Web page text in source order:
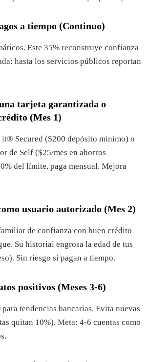
a tiempo (Continuo)
Este 35% reconstruye confianza
hasta los servicios públicos reportan
tarjeta garantizada o
(Mes 1)
Secured ($200 depósito mínimo) o
de Self ($25/mes en ahorros
del límite, paga mensual. Mejora
usuario autorizado (Mes 2)
de confianza con buen crédito
Su historial engrosa la edad de tus
Sin riesgo si pagan a tiempo.
positivos (Meses 3-6)
tendencias bancarias. Evita nuevas
quitan 10%). Meta: 4-6 cuentas como